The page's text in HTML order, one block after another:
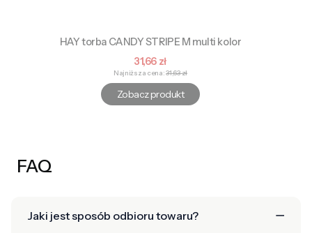
HAY torba CANDY STRIPE M multi kolor
Cena promocyjna
31,66 zł
Najniższa cena: 31,63 zł
Zobacz produkt
FAQ
Jaki jest sposób odbioru towaru?